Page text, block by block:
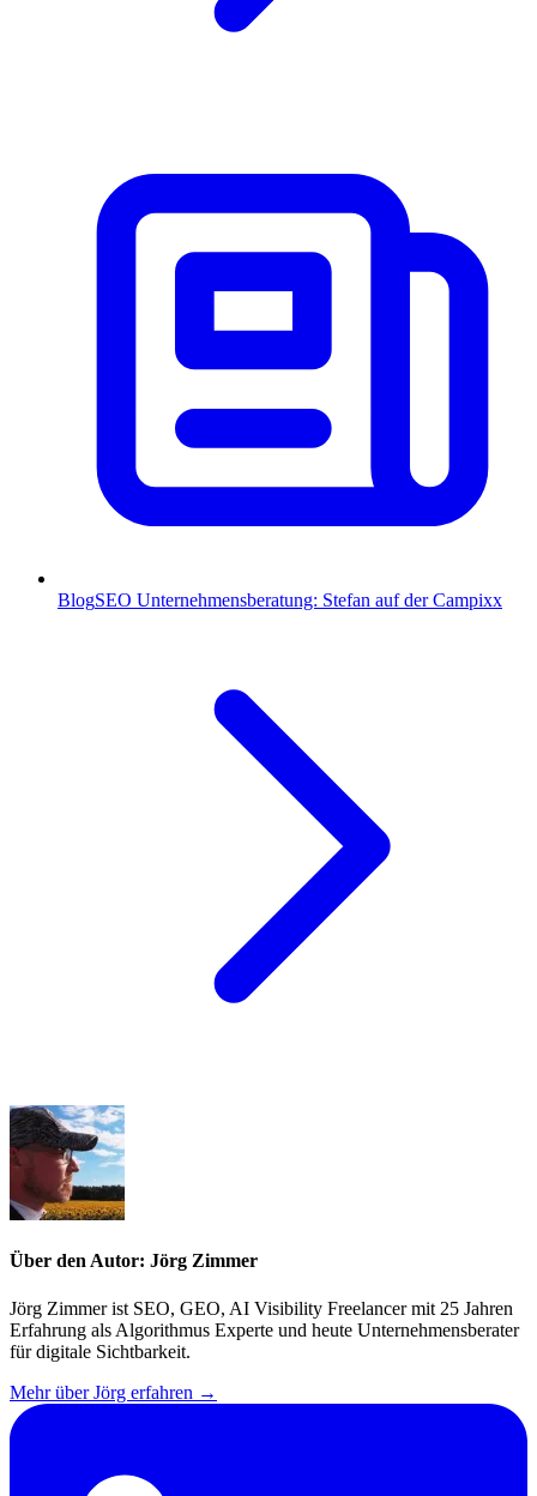
BlogSEO Unternehmensberatung: Stefan auf der Campixx
Über den Autor: Jörg Zimmer
Jörg Zimmer ist SEO, GEO, AI Visibility Freelancer mit 25 Jahren
Erfahrung als Algorithmus Experte und heute Unternehmensberater
für digitale Sichtbarkeit.
Mehr über Jörg erfahren →